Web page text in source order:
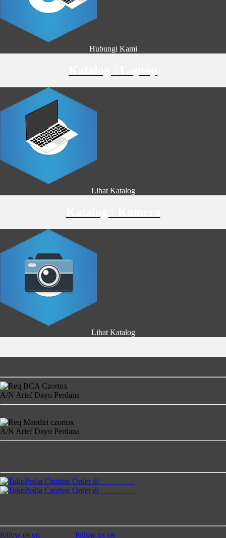
Hubungi Kami
Lihat Katalog
Lihat Katalog
A/N Arief Dayu Perdana
A/N Arief Dayu Perdana
Order di
Order di
follow us on follow us on